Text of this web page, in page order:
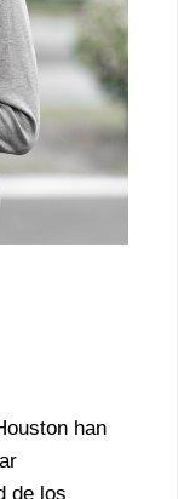
han
de los